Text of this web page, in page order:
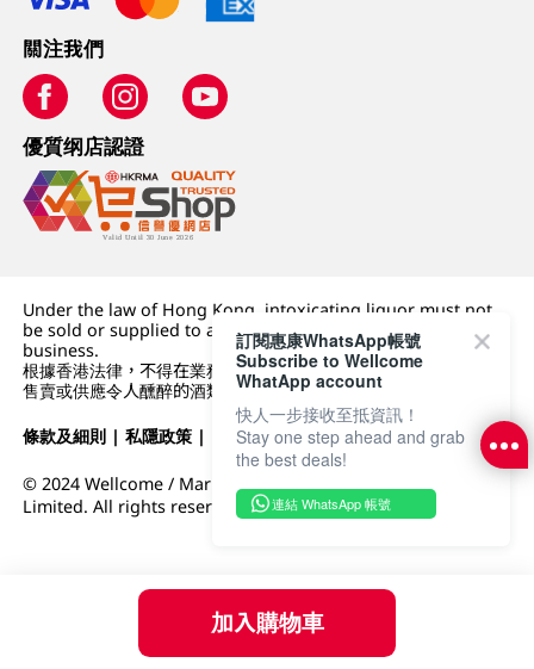
加入購物車
關注我們
優質纲店認證
Under the law of Hong Kong, intoxicating liquor must not
be sold or supplied to a minor (under 18) in the course of
business.
根據香港法律，不得在業務過程中，向未成年人 (18 歲以下人士)
售賣或供應令人醺醉的酒類。
條款及細則 |私隱政策 | DFI零售集團
© 2024 Wellcome / Market Place. The Dairy Farm Company
Limited. All rights reserved.
訂閱惠康WhatsApp帳號
Subscribe to Wellcome
WhatApp account
快人一步接收至抵資訊！
Stay one step ahead and grab
the best deals!
連結 WhatsApp 帳號